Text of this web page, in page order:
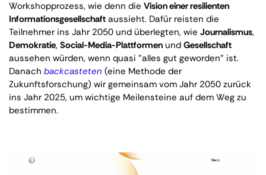
Workshopprozess, wie denn die Vision einer resilienten
Informationsgesellschaft aussieht. Dafür reisten die
Teilnehmer ins Jahr 2050 und überlegten, wie Journalismus,
Demokratie, Social-Media-Plattformen und Gesellschaft
aussehen würden, wenn quasi "alles gut geworden" ist.
Danach backcasteten (eine Methode der
Zukunftsforschung) wir gemeinsam vom Jahr 2050 zurück
ins Jahr 2025, um wichtige Meilensteine auf dem Weg zu
bestimmen.